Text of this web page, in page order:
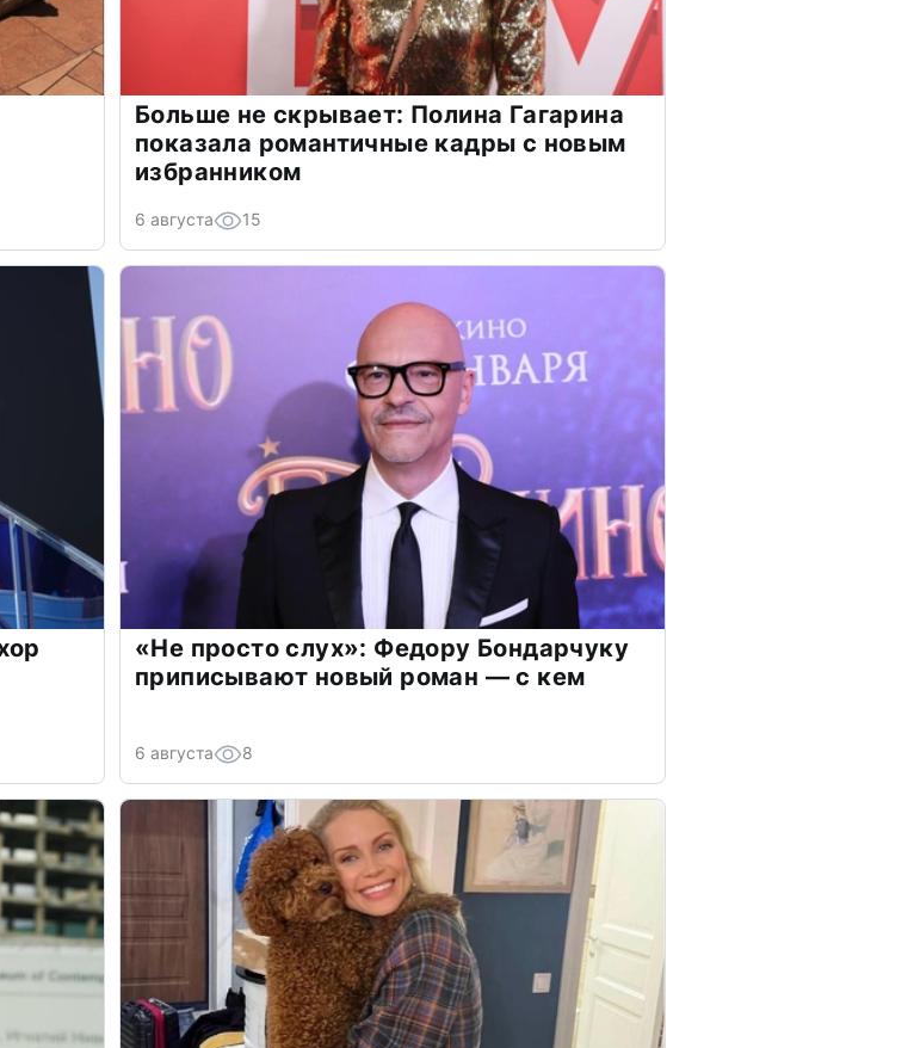
Больше не скрывает: Полина Гагарина
показала романтичные кадры с новым
избранником
6 августа 15
«Не просто слух»: Федору Бондарчуку
приписывают новый роман — с кем
6 августа 8